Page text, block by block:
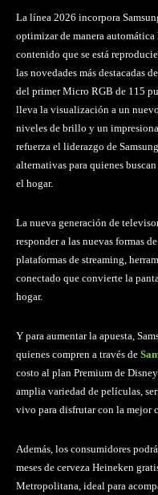
La línea 2026 incorpora
optimizar de manera
contenido que se está
las novedades más destacadas
del primer Micro RGB de 115
lleva la visualización a un
niveles de brillo y un
refuerza el liderazgo de
alternativas para quienes
el hogar.
La nueva generación de
responder a las nuevas formas
plataformas de streaming,
conectado que convierte la
hogar.
Y para aumentar la apuesta,
quienes compren a través de
costo al plan Premium de
amplia variedad de películas,
vivo para disfrutar con la mejor
Además, los consumidores
meses de cerveza Heineken
Metropolitana, ideal para